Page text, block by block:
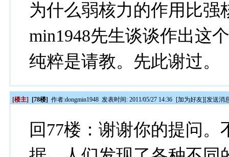
为什么弱核力的作用比强
min1948先生谈谈作出这
纯粹是请教。先此谢过。
[楼主] [78楼] 作者:dongmin1948 发表时间: 2011/05/27 14:36 [加为好友][发送消
回77楼：谢谢你的提问